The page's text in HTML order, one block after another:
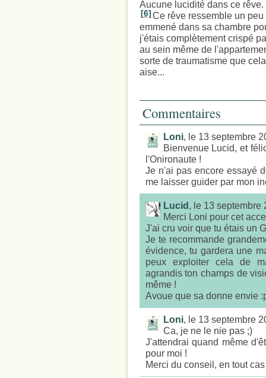
Aucune lucidité dans ce rêve.
[6] Ce rêve ressemble un
emmené dans sa chambre
j'étais complètement crispé
au sein même de
sorte de traumatisme que
aise...
Commentaires
Loni, le 13 septembre
Bienvenue Lucid, et
l'Onironaute !
Je n'ai pas encore essayé
me laisser guider par mon
Lucid, le 13 septembre
Merci Loni pour cet
J'ai cru voir que tu étais un
Je te recommande
évidence, tu gardera une
peux exploiter cela de
agrandis ton champs de
même !
Avoue que sa donne envie
Loni, le 13 septembre
Ca, je ne le nie pas ;)
J'attendrai quand même
pour moi !
Merci du conseil, en tout cas